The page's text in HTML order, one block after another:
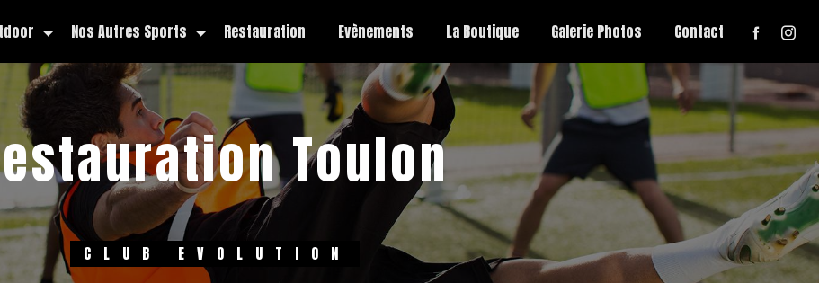
Nos Autres Sports Restauration Evènements La Boutique Galerie Photos Contact
Toulon
CLUB EVOLUTION